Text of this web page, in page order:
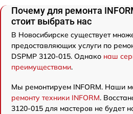
Почему для ремонта
стоит выбрать нас
В Новосибирске существует
предоставляющих услуги по
DSPMP 3120-015. Однако наш
преимуществами.
Мы ремонтируем INFORM. Наши
ремонту техники INFORM.
3120-015 для мастеров не будет